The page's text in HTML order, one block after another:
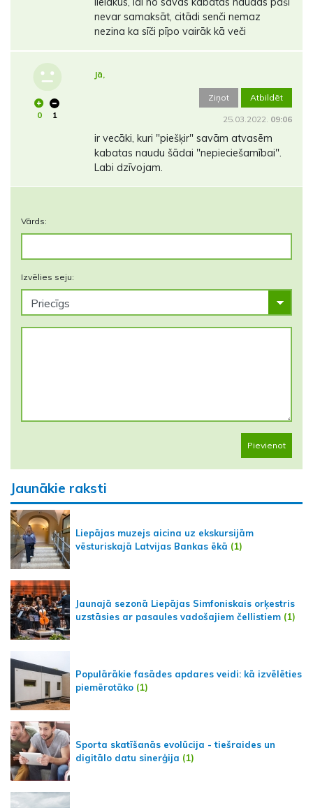
nevar samaksāt, citādi senči nemaz
nezina ka sīči pīpo vairāk kā veči
0 1
Jā,
Ziņot Atbildēt
25.03.2022. 09:06
ir vecāki, kuri "piešķir" savām atvasēm
kabatas naudu šādai "nepieciešamībai".
Labi dzīvojam.
Vārds:
Izvēlies seju:
Pievienot
Jaunākie raksti
Liepājas muzejs aicina uz ekskursijām
vēsturiskajā Latvijas Bankas ēkā (1)
Jaunajā sezonā Liepājas Simfoniskais orķestris
uzstāsies ar pasaules vadošajiem čellistiem (1)
Populārākie fasādes apdares veidi: kā izvēlēties
piemērotāko (1)
Sporta skatīšanās evolūcija - tiešraides un
digitālo datu sinerģija (1)